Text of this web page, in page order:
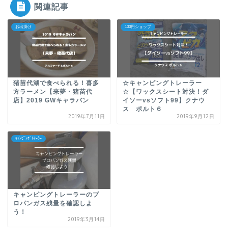
関連記事
お出掛け
猪苗代湖で食べられる！喜多
方ラーメン【来夢・猪苗代
店】2019 GWキャラバン
2019年7月11日
100円ショップ
☆キャンピングトレーラー
☆【ワックスシート対決！ダ
イソーvsソフト99】クナウ
ス ポルト６
2019年9月12日
ｷｬﾝﾋﾟﾝｸﾞﾄﾚｰﾗｰ
キャンピングトレーラーのプ
ロパンガス残量を確認しよ
う！
2019年3月14日